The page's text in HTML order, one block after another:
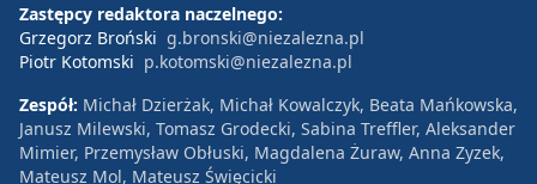
Zastępcy redaktora naczelnego:
Grzegorz Broński g.bronski@niezalezna.pl
Piotr Kotomski p.kotomski@niezalezna.pl
Zespół: Michał Dzierżak, Michał Kowalczyk, Beata Mańkowska,
Janusz Milewski, Tomasz Grodecki, Sabina Treffler, Aleksander
Mimier, Przemysław Obłuski, Magdalena Żuraw, Anna Zyzek,
Mateusz Mol, Mateusz Święcicki